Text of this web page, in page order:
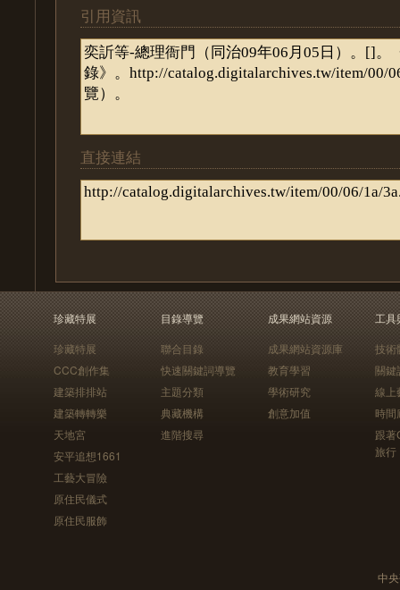
引用資訊
直接連結
珍藏特展
珍藏特展
CCC創作集
建築排排站
建築轉轉樂
天地宮
安平追想1661
工藝大冒險
原住民儀式
原住民服飾
目錄導覽
聯合目錄
快速關鍵詞導覽
主題分類
典藏機構
進階搜尋
成果網站資源
成果網站資源庫
教育學習
學術研究
創意加值
工具
技術
關鍵
線上
時間
跟
旅行
中